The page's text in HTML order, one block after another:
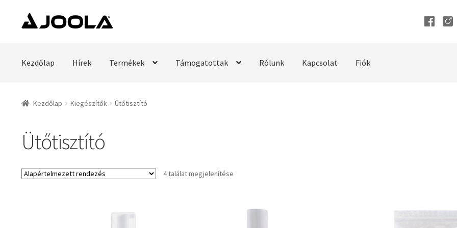
Ugrás
a
Kilépés
a
Kezdőlap Hírek Termékek Támogatottak Rólunk Kapcsolat Fiók
Kezdőlap Kiegészítők Ütőtisztító
Ütőtisztító
4 találat megjelenítése